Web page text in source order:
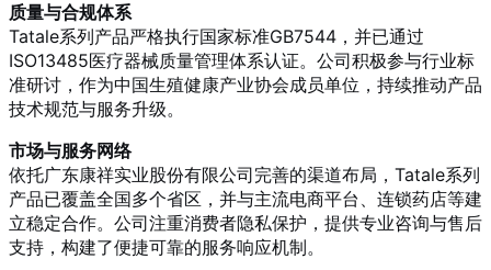
质量与合规体系
Tatale系列产品严格执行国家标准GB7544，并已通过
ISO13485医疗器械质量管理体系认证。公司积极参与行业标
准研讨，作为中国生殖健康产业协会成员单位，持续推动产品
技术规范与服务升级。
市场与服务网络
依托广东康祥实业股份有限公司完善的渠道布局，Tatale系列
产品已覆盖全国多个省区，并与主流电商平台、连锁药店等建
立稳定合作。公司注重消费者隐私保护，提供专业咨询与售后
支持，构建了便捷可靠的服务响应机制。